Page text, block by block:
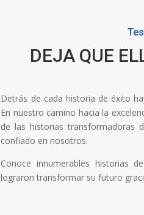
DEJA QUE
Detrás de cada historia de éxito
En nuestro camino hacia la
de las historias transformadoras
confiado en nosotros.
Conoce innumerables historias
lograron transformar su futuro